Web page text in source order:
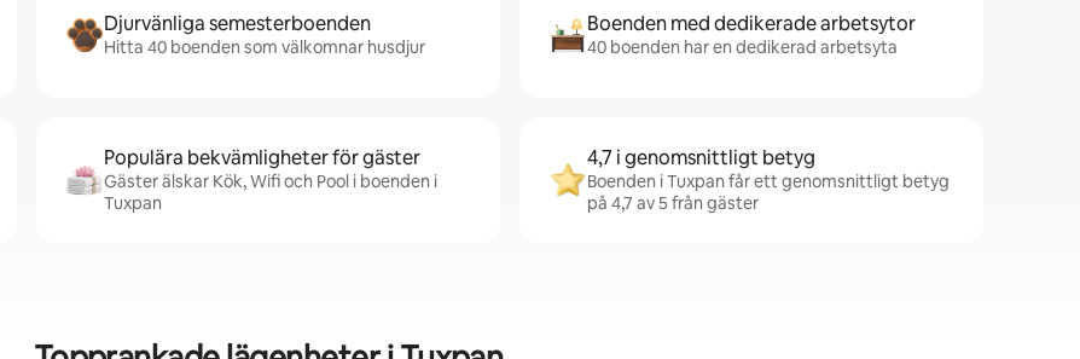
Djurvänliga semesterboenden
Hitta 40 boenden som välkomnar husdjur
Boenden med dedikerade arbetsytor
40 boenden har en dedikerad arbetsyta
Populära bekvämligheter för gäster
Gäster älskar Kök, Wifi och Pool i boenden i
Tuxpan
4,7 i genomsnittligt betyg
Boenden i Tuxpan får ett genomsnittligt betyg
på 4,7 av 5 från gäster